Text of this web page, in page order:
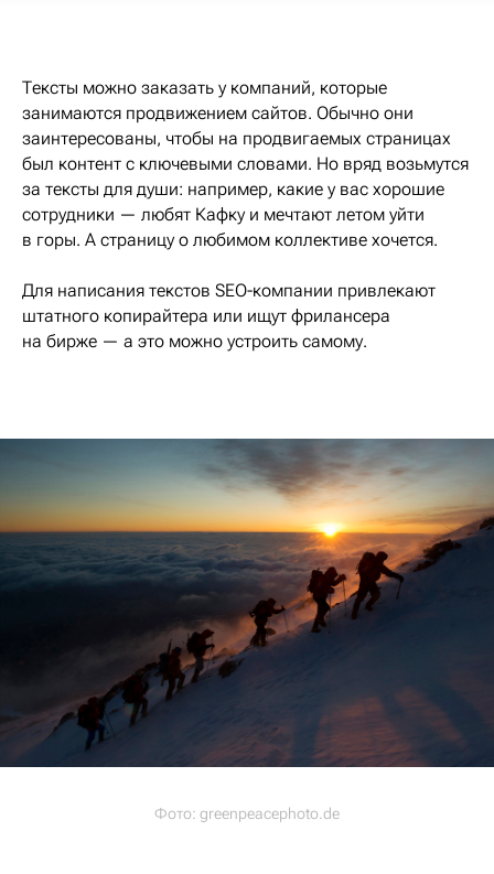
Тексты можно заказать у компаний, которые
занимаются продвижением сайтов. Обычно они
заинтересованы, чтобы на продвигаемых страницах
был контент с ключевыми словами. Но вряд возьмутся
за тексты для души: например, какие у вас хорошие
сотрудники — любят Кафку и мечтают летом уйти
в горы. А страницу о любимом коллективе хочется.
Для написания текстов SEO-компании привлекают
штатного копирайтера или ищут фрилансера
на бирже — а это можно устроить самому.
Фото: greenpeacephoto.de